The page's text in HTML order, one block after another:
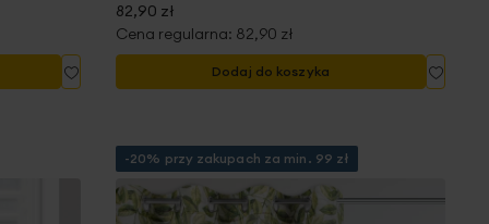
do
82,90 zł
Cena regularna: 82,90 zł
Dodaj do koszyka
Dodaj
do
-20% przy zakupach za min. 99 zł